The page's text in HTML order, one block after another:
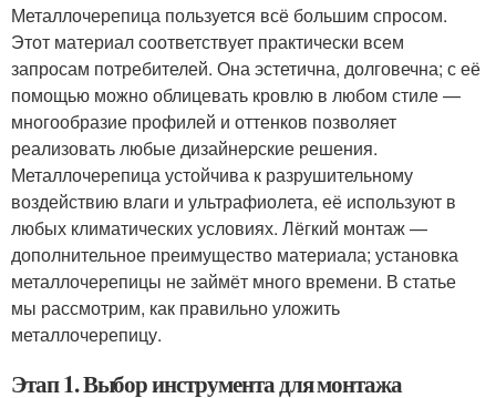
Металлочерепица пользуется всё большим спросом.
Этот материал соответствует практически всем
запросам потребителей. Она эстетична, долговечна; с её
помощью можно облицевать кровлю в любом стиле —
многообразие профилей и оттенков позволяет
реализовать любые дизайнерские решения.
Металлочерепица устойчива к разрушительному
воздействию влаги и ультрафиолета, её используют в
любых климатических условиях. Лёгкий монтаж —
дополнительное преимущество материала; установка
металлочерепицы не займёт много времени. В статье
мы рассмотрим, как правильно уложить
металлочерепицу.
Этап 1. Выбор инструмента для монтажа